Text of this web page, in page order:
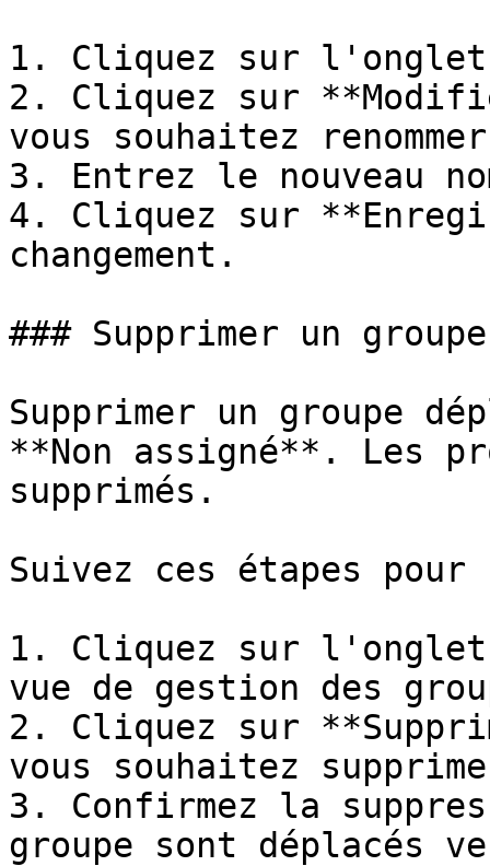
1. Cliquez sur l'onglet
2. Cliquez sur
vous souhaitez
3. Entrez le nouveau
4. Cliquez sur
changement.
### Supprimer un groupe
Supprimer un groupe
**Non assigné**. Les
supprimés.
Suivez ces étapes
1. Cliquez sur
vue de gestion des
2. Cliquez sur
vous souhaitez
3. Confirmez la
groupe sont déplacés